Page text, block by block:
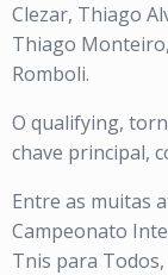
Clezar, Thiago
Thiago
Romboli.
O qualifying,
chave principal,
Entre as muitas
Campeonato
Tnis para